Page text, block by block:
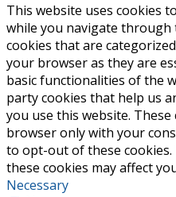
This website uses cookies
while you navigate through
cookies that are
your browser as they are
basic functionalities of the
party cookies that help us
you use this website.
browser only with your
to opt-out of these
these cookies may affect
Necessary